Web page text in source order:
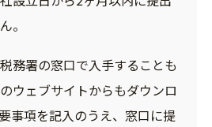
。
務署の窓口で入手することも
ウェブサイトからもダウンロ
事項を記入のうえ、窓口に提